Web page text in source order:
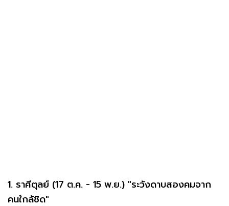
1. ราศีตุลย์ (17 ต.ค. - 15 พ.ย.) "ระวังดาบสองคมจาก
คนใกล้ชิด"